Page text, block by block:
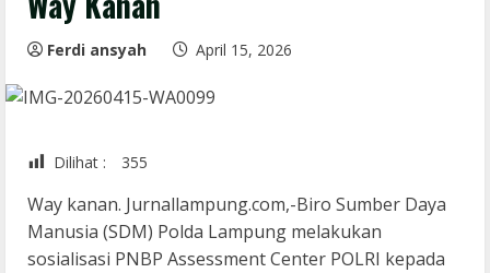
Ferdi ansyah April 15, 2026
Dilihat : 355
Way kanan. Jurnallampung.com,-Biro Sumber Daya
Manusia (SDM) Polda Lampung melakukan
sosialisasi PNBP Assessment Center POLRI kepada